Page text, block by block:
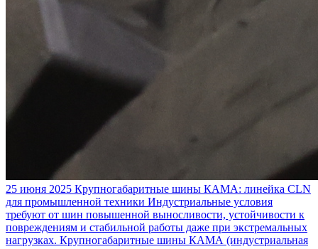
25 июня 2025 Крупногабаритные шины КАМА: линейка CLN
для промышленной техники Индустриальные условия
требуют от шин повышенной выносливости, устойчивости к
повреждениям и стабильной работы даже при экстремальных
нагрузках. Крупногабаритные шины КАМА (индустриальная